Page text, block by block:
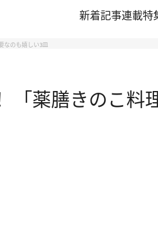
新着記事連載特
なのも嬉しい3皿
薬膳きのこ料